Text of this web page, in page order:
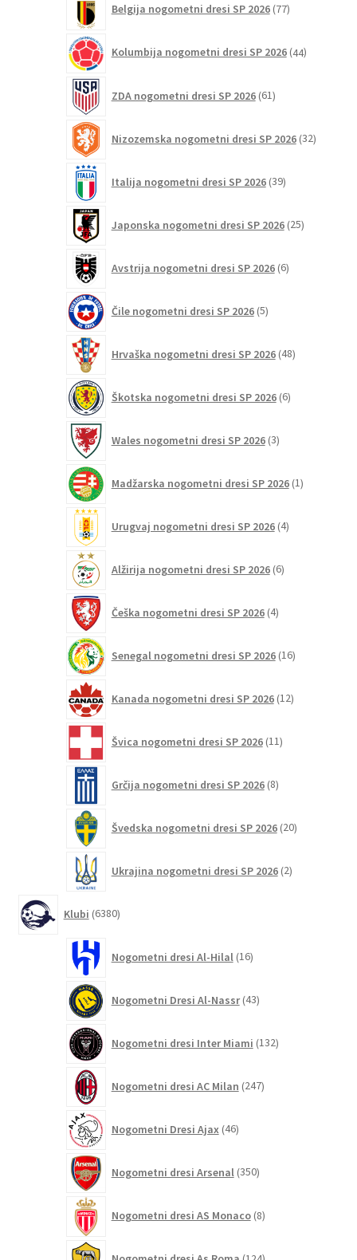
Belgija nogometni dresi SP 2026 77izdelkov
Kolumbija nogometni dresi SP 2026 44izdelkov
ZDA nogometni dresi SP 2026 61izdelkov
Nizozemska nogometni dresi SP 2026 32izdelkov
Italija nogometni dresi SP 2026 39izdelkov
Japonska nogometni dresi SP 2026 25izdelkov
Avstrija nogometni dresi SP 2026 6izdelkov
Čile nogometni dresi SP 2026 5izdelkov
Hrvaška nogometni dresi SP 2026 48izdelkov
Škotska nogometni dresi SP 2026 6izdelkov
Wales nogometni dresi SP 2026 3izdelki
Madžarska nogometni dresi SP 2026 1izdelek
Urugvaj nogometni dresi SP 2026 4izdelki
Alžirija nogometni dresi SP 2026 6izdelkov
Češka nogometni dresi SP 2026 4izdelki
Senegal nogometni dresi SP 2026 16izdelkov
Kanada nogometni dresi SP 2026 12izdelkov
Švica nogometni dresi SP 2026 11izdelkov
Grčija nogometni dresi SP 2026 8izdelkov
Švedska nogometni dresi SP 2026 20izdelkov
Ukrajina nogometni dresi SP 2026 2izdelka
Klubi 6380izdelkov
Nogometni dresi Al-Hilal 16izdelkov
Nogometni Dresi Al-Nassr 43izdelkov
Nogometni dresi Inter Miami 132izdelkov
Nogometni dresi AC Milan 247izdelkov
Nogometni Dresi Ajax 46izdelkov
Nogometni dresi Arsenal 350izdelkov
Nogometni dresi AS Monaco 8izdelkov